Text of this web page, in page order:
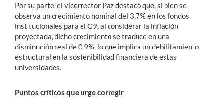
Por su parte, el vicerrector Paz destacó que, si bien se
observa un crecimiento nominal del 3,7% en los fondos
institucionales para el G9, al considerar la inflación
proyectada, dicho crecimiento se traduce en una
disminución real de 0,9%, lo que implica un debilitamiento
estructural en la sostenibilidad financiera de estas
universidades.
Puntos críticos que urge corregir